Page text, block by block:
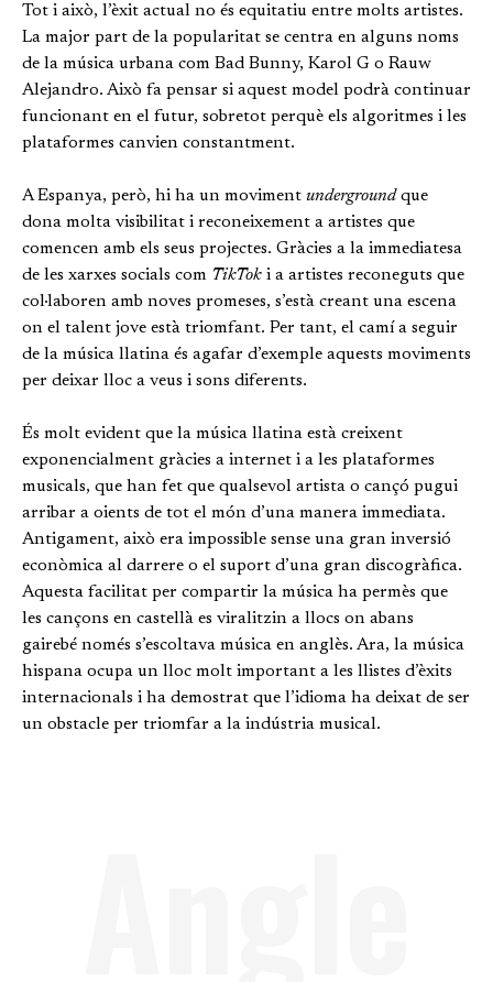
Tot i això, l’èxit actual no és equitatiu entre molts artistes.
La major part de la popularitat se centra en alguns noms
de la música urbana com Bad Bunny, Karol G o Rauw
Alejandro. Això fa pensar si aquest model podrà continuar
funcionant en el futur, sobretot perquè els algoritmes i les
plataformes canvien constantment.
A Espanya, però, hi ha un moviment undergroundque
dona molta visibilitat i reconeixement a artistes que
comencen amb els seus projectes. Gràcies a la immediatesa
de les xarxes socials com TikTok i a artistes reconeguts que
col·laboren amb noves promeses, s’està creant una escena
on el talent jove està triomfant. Per tant, el camí a seguir
de la música llatina és agafar d’exemple aquests moviments
per deixar lloc a veus i sons diferents.
És molt evident que la música llatina està creixent
exponencialment gràcies a internet i a les plataformes
musicals, que han fet que qualsevol artista o cançó pugui
arribar a oients de tot el món d’una manera immediata.
Antigament, això era impossible sense una gran inversió
econòmica al darrere o el suport d’una gran discogràfica.
Aquesta facilitat per compartir la música ha permès que
les cançons en castellà es viralitzin a llocs on abans
gairebé només s’escoltava música en anglès. Ara, la música
hispana ocupa un lloc molt important a les llistes d’èxits
internacionals i ha demostrat que l’idioma ha deixat de ser
un obstacle per triomfar a la indústria musical.